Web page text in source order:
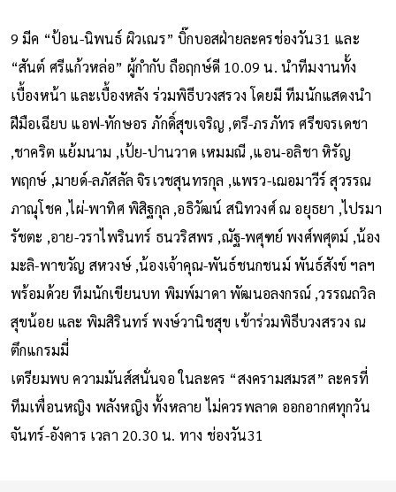
9 มีค “ป้อน-นิพนธ์ ผิวเณร” บิ๊กบอสฝ่ายละครช่องวัน31 และ
“สันต์ ศรีแก้วหล่อ” ผู้กำกับ ถือฤกษ์ดี 10.09 น. นำทีมงานทั้ง
เบื้องหน้า และเบื้องหลัง ร่วมพิธีบวงสรวง โดยมี ทีมนักแสดงนำ
ฝีมือเฉียบ แอฟ-ทักษอร ภักดิ์สุขเจริญ ,ตรี-ภรภัทร ศรีขจรเดชา
,ชาคริต แย้มนาม ,เป้ย-ปานวาด เหมมณี ,แอน-อลิชา หิรัญ
พฤกษ์ ,มายด์-ลภัสลัล จิรเวชสุนทรกุล ,แพรว-เฌอมาวีร์ สุวรรณ
ภาณุโชค ,ไผ่-พาทิศ พิสิฐกุล ,อธิวัฒน์ สนิทวงศ์ ณ อยุธยา ,ไปรมา
รัชตะ ,อาย-วราไพรินทร์ ธนวริสพร ,ณัฐ-พศุฑย์ พงศ์พศุตม์ ,น้อง
มะลิ-พาขวัญ สหวงษ์ ,น้องเจ้าคุณ-พันธ์ชนกชนม์ พันธ์สังข์ ฯลฯ
พร้อมด้วย ทีมนักเขียนบท พิมพ์มาดา พัฒนอลงกรณ์ ,วรรณถวิล
สุขน้อย และ พิมสิรินทร์ พงษ์วานิชสุข เข้าร่วมพิธีบวงสรวง ณ
ตึกแกรมมี่
เตรียมพบ ความมันส์สนั่นจอ ในละคร “สงครามสมรส” ละครที่
ทีมเพื่อนหญิง พลังหญิง ทั้งหลาย ไม่ควรพลาด ออกอากศทุกวัน
จันทร์-อังคาร เวลา 20.30 น. ทาง ช่องวัน31